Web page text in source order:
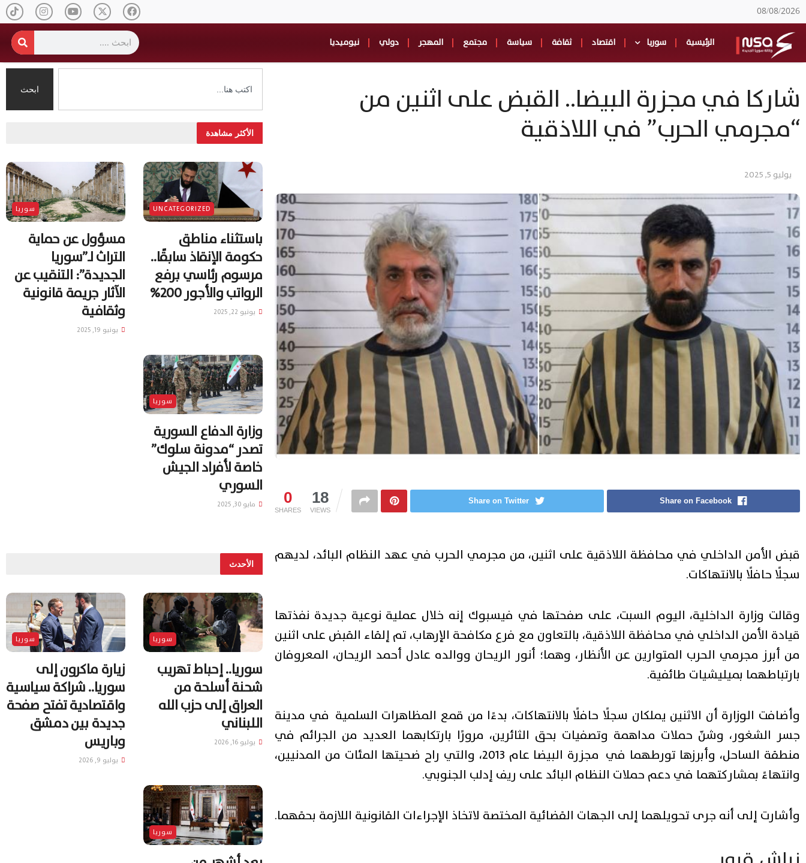
08/08/2026
الرئيسية سوريا اقتصاد ثقافة سياسة مجتمع المهجر دولي نيوميديا
شاركا في مجزرة البيضا.. القبض على اثنين من
“مجرمي الحرب” في اللاذقية
يوليو 5, 2025
0
SHARES
18
VIEWS
Share on Facebook
Share on Twitter
قبض الأمن الداخلي في محافظة اللاذقية على اثنين، من مجرمي الحرب في عهد النظام البائد، لديهم
سجلًا حافلًا بالانتهاكات.
وقالت وزارة الداخلية، اليوم السبت، على صفحتها في فيسبوك إنه خلال عملية نوعية جديدة نفذتها
قيادة الأمن الداخلي في محافظة اللاذقية، بالتعاون مع فرع مكافحة الإرهاب، تم إلقاء القبض على اثنين
من أبرز مجرمي الحرب المتوارين عن الأنظار، وهما؛ أنور الريحان ووالده عادل أحمد الريحان، المعروفان
بارتباطهما بميليشيات طائفية.
وأضافت الوزارة أن الاثنين يملكان سجلًا حافلًا بالانتهاكات، بدءًا من قمع المظاهرات السلمية في مدينة
جسر الشغور، وشنّ حملات مداهمة وتصفيات بحق الثائرين، مرورًا بارتكابهما العديد من الجرائم في
منطقة الساحل، وأبرزها تورطهما في مجزرة البيضا عام 2013، والتي راح ضحيتها المئات من المدنيين،
وانتهاءً بمشاركتهما في دعم حملات النظام البائد على ريف إدلب الجنوبي.
وأشارت إلى أنه جرى تحويلهما إلى الجهات القضائية المختصة لاتخاذ الإجراءات القانونية اللازمة بحقهما.
ابحث
الأكثر مشاهدة
UNCATEGORIZED
باستثناء مناطق
حكومة الإنقاذ سابقًا..
مرسوم رئاسي برفع
الرواتب والأجور 200%
يونيو 22, 2025
سوريا
مسؤول عن حماية
التراث لـ”سوريا
الجديدة”: التنقيب عن
الآثار جريمة قانونية
وثقافية
يونيو 19, 2025
سوريا
وزارة الدفاع السورية
تصدر “مدونة سلوك”
خاصة لأفراد الجيش
السوري
مايو 30, 2025
الأحدث
سوريا
سوريا.. إحباط تهريب
شحنة أسلحة من
العراق إلى حزب الله
اللبناني
يوليو 16, 2026
سوريا
زيارة ماكرون إلى
سوريا.. شراكة سياسية
واقتصادية تفتح صفحة
جديدة بين دمشق
وباريس
يوليو 9, 2026
سوريا